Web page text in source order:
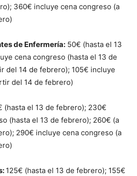
360€ incluye cena congreso (a
de Enfermería: 50€ (hasta el 13
cena congreso (hasta el 13 de
del 14 de febrero); 105€ incluye
del 14 de febrero)
(hasta el 13 de febrero); 230€
(hasta el 13 de febrero); 260€ (a
290€ incluye cena congreso (a
125€ (hasta el 13 de febrero); 155€